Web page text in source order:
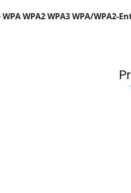
WPA2 WPA3 WPA/WPA2-